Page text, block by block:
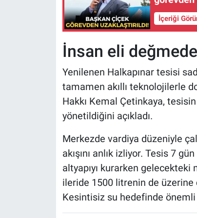
İçeriği
İnsan eli
Yenilenen Halkapınar tesisi
tamamen akıllı teknolojilerle
Hakkı Kemal Çetinkaya,
yönetildiğini açıkladı.
Merkezde vardiya düzeniyle
akışını anlık izliyor. Tesis 7
altyapıyı kurarken gelecekteki
ileride 1500 litrenin de üzerine
Kesintisiz su hedefinde önemli